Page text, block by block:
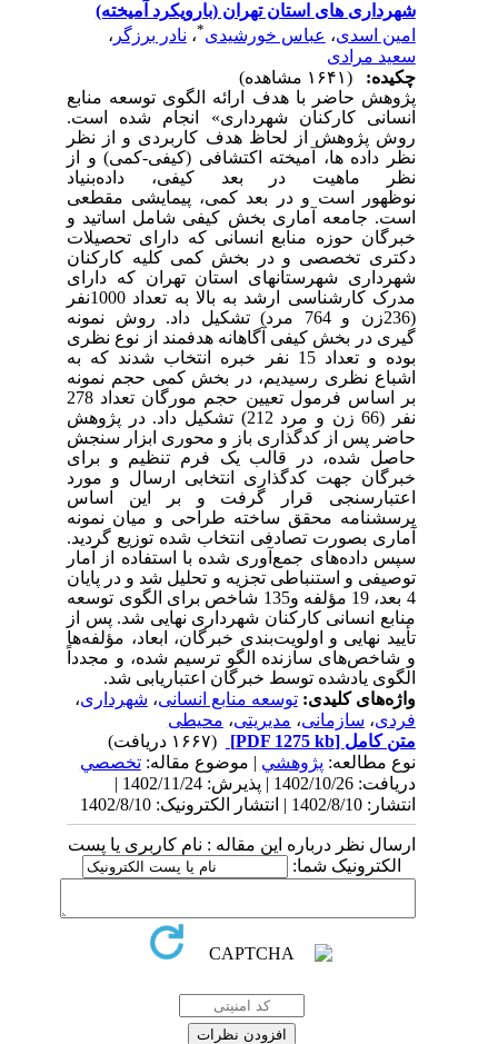
شهرداری های استان تهران (بارویکرد آمیخته)
امین اسدی،عباس خورشیدی* ،نادر برزگر،
سعید مرادی
چکیده:
پژوهش حاضر با هدف ارائه الگوی توسعه منابع
انسانی کارکنان شهرداری»انجام شده است.
روش پژوهش از لحاظ هدف کاربردی و از نظر
نظر داده ها، آمیخته اکتشافی (کیفی-کمی) و از
نظر ماهیت در بعد کیفی،
داده‌بنیاد
نوظهوراستو در بعد کمی، پیمایشی مقطعی
است. جامعه آماری بخش کیفی شامل اساتید و
خبرگان حوزه منابع انسانی که دارای تحصیلات
دکتری تخصصی و در بخش کمی کلیه کارکنان
شهرداری شهرستانهای استان تهران که دارای
مدرک کارشناسی ارشد به بالا به تعداد 1000نفر
روش نمونه
گیری در بخش کیفی آگاهانه هدفمند از نوع نظری
بوده و تعداد 15 نفر خبره انتخاب شدند که به
اشباع نظری رسیدیم، در بخش کمی حجم نمونه
بر اساس فرمول تعیین حجم مورگان
تعداد 278
نفر
(66 زن و مرد 212) تشکیل داد. در پژوهش
حاضر پس از کدگذاری باز و محوری ابزار سنجش
حاصل شده، در قالب یک فرم تنظیم و برای
خبرگان جهت کدگذاری انتخابی ارسال و مورد
اعتبارسنجی قرار گرفت و بر این اساس
پرسشنامه محقق ساخته طراحی و میان نمونه
آماری بصورت تصادفی انتخاب شده توزیع گردید.
سپس داده‌های جمع‌آوری شده با استفاده از آمار
توصیفی و استنباطی تجزیه و تحلیل شد و در پایان
الگوی توسعه
منابع انسانی کارکنان شهرداری نهایی شد. پس از
تأیید نهایی و اولویت‌بندی خبرگان، ابعاد، مؤلفه‌ها
و شاخص‌های سازنده الگو ترسیم شده، و مجدداً
الگوی یادشده توسط خبرگان اعتباریابی شد.
واژه‌های کلیدی:توسعه منابع انسانی،شهرداری،
فردی،سازمانی،مدیریتی،محیطی
متن کامل[PDF 1275 kb]
نوع مطالعه:پژوهشي| موضوع مقاله:تخصصي
دریافت: 1402/10/26 | پذیرش: 1402/11/24 |
انتشار: 1402/8/10 | انتشار الکترونیک: 1402/8/10
ارسال نظر درباره این مقاله : نام کاربری یا پست
الکترونیک شما: